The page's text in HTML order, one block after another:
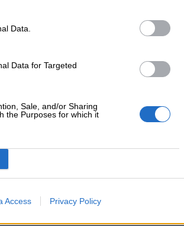
Data.
Data for Targeted
Sale, and/or Sharing
the Purposes for which it
Access Privacy Policy